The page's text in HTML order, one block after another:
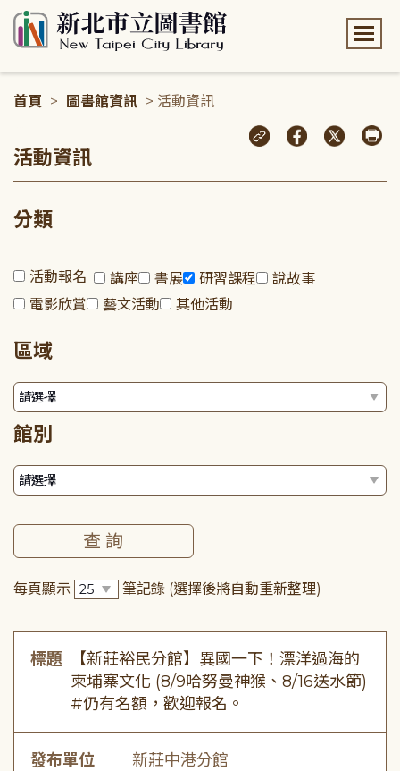
首頁 > 圖書館資訊 > 活動資訊
活動資訊
分類
活動報名 講座 書展 研習課程
說故事
電影欣賞
藝文活動 其他活動
區域
館別
每頁顯示 筆記錄 (選擇後將自動重新整理)
標題
【新莊裕民分館】異國一下！漂洋過海的
柬埔寨文化 (8/9哈努曼神猴、8/16送水節)
#仍有名額，歡迎報名。
發布單位 新莊中港分館